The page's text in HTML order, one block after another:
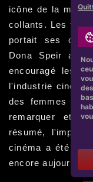
icône de la
collants. Les fans
portait ses
Dona Speir a
encouragé les
l'industrie
des femmes
remarquer et à
résumé, l'impact
cinéma a été
encore aujourd'hui.